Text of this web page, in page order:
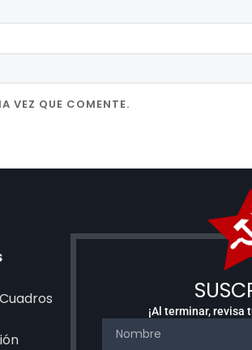
VEZ QUE COMENTE.
¡Al terminar, revisa